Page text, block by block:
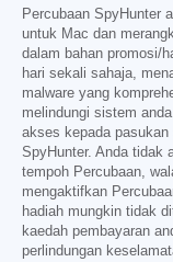
Percubaan SpyHunter
untuk Mac dan
dalam bahan promosi/
hari sekali sahaja,
malware yang
melindungi sistem
akses kepada
SpyHunter. Anda tidak
tempoh Percubaan,
mengaktifkan
hadiah mungkin tidak
kaedah pembayaran
perlindungan